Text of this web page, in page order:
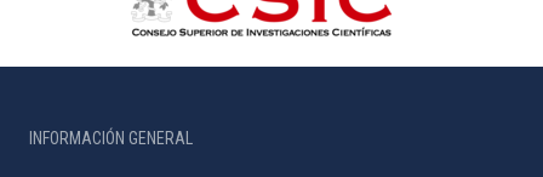
INFORMACIÓN GENERAL